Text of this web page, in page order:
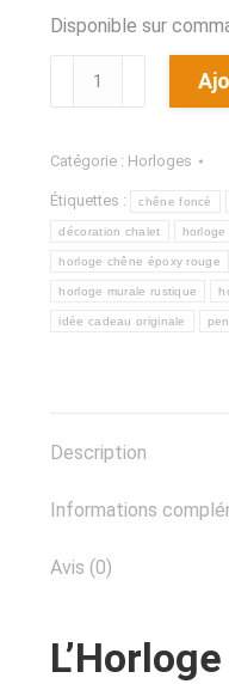
Disponible sur
quantité
Murale
Artisanale
en
Chêne
Naturel
Catégorie : Horloges
Étiquettes : chêne foncé
décoration chalet horloge
horloge chêne époxy rouge
horloge murale rustique
idée cadeau originale
Description
Informations
Avis (0)